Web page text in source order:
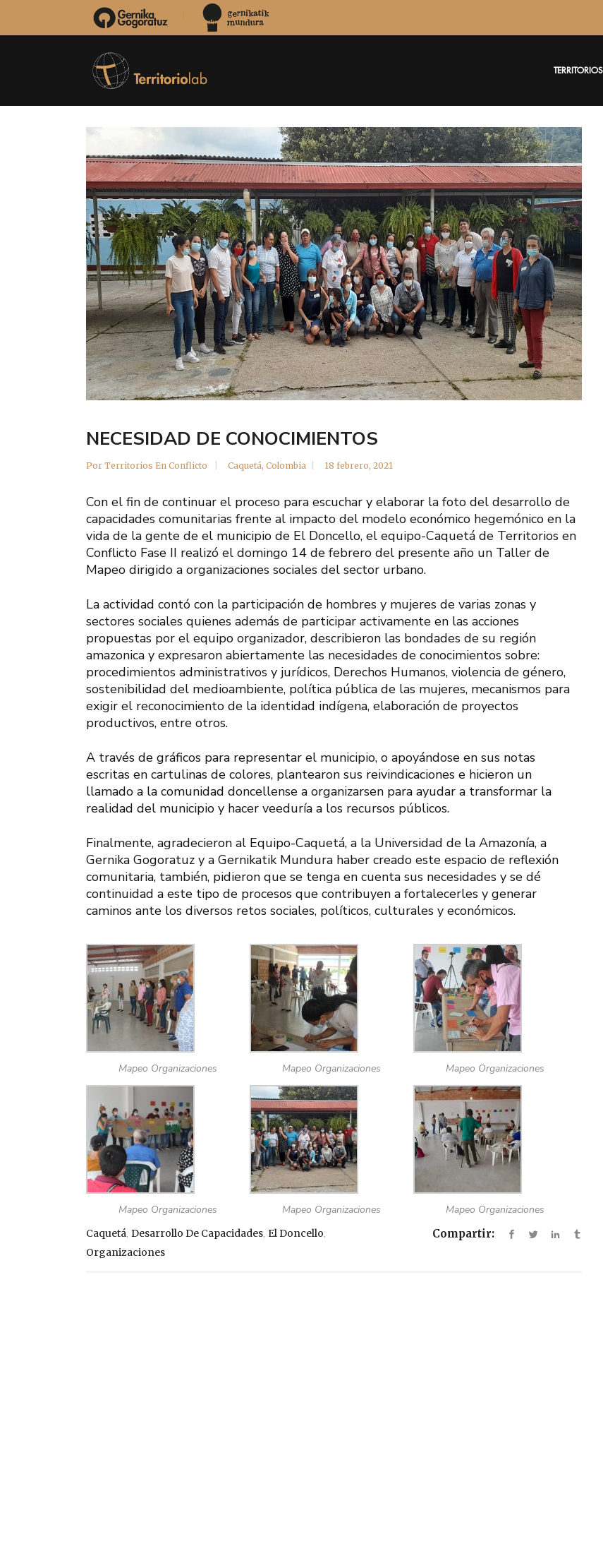
TERRITORIOS
NECESIDAD DE CONOCIMIENTOS
Por Territorios En Conflicto Caquetá, Colombia 18 febrero, 2021
Con el fin de continuar el proceso para escuchar y elaborar la foto del desarrollo de
capacidades comunitarias frente al impacto del modelo económico hegemónico en la
vida de la gente de el municipio de El Doncello, el equipo-Caquetá de Territorios en
Conflicto Fase II realizó el domingo 14 de febrero del presente año un Taller de
Mapeo dirigido a organizaciones sociales del sector urbano.
La actividad contó con la participación de hombres y mujeres de varias zonas y
sectores sociales quienes además de participar activamente en las acciones
propuestas por el equipo organizador, describieron las bondades de su región
amazonica y expresaron abiertamente las necesidades de conocimientos sobre:
procedimientos administrativos y jurídicos, Derechos Humanos, violencia de género,
sostenibilidad del medioambiente, política pública de las mujeres, mecanismos para
exigir el reconocimiento de la identidad indígena, elaboración de proyectos
productivos, entre otros.
A través de gráficos para representar el municipio, o apoyándose en sus notas
escritas en cartulinas de colores, plantearon sus reivindicaciones e hicieron un
llamado a la comunidad doncellense a organizarsen para ayudar a transformar la
realidad del municipio y hacer veeduría a los recursos públicos.
Finalmente, agradecieron al Equipo-Caquetá, a la Universidad de la Amazonía, a
Gernika Gogoratuz y a Gernikatik Mundura haber creado este espacio de reflexión
comunitaria, también, pidieron que se tenga en cuenta sus necesidades y se dé
continuidad a este tipo de procesos que contribuyen a fortalecerles y generar
caminos ante los diversos retos sociales, políticos, culturales y económicos.
Mapeo Organizaciones Mapeo Organizaciones Mapeo Organizaciones
Mapeo Organizaciones Mapeo Organizaciones Mapeo Organizaciones
Caquetá, Desarrollo De Capacidades, El Doncello,
Organizaciones
Compartir: